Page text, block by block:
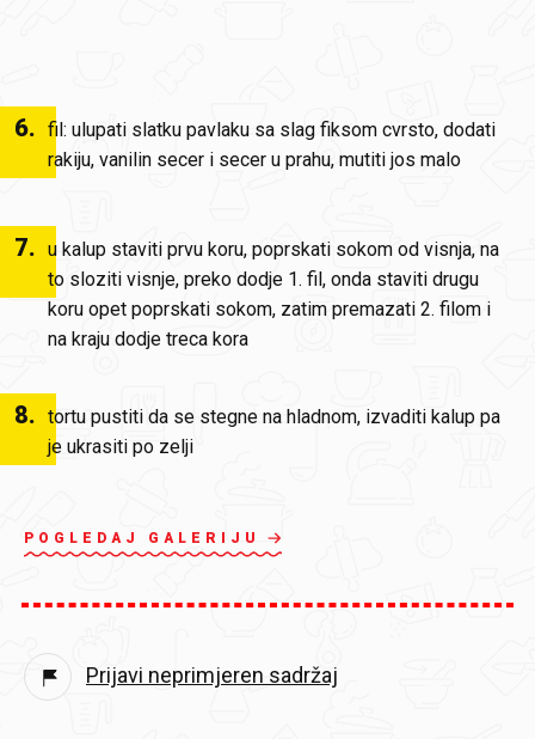
6. fil: ulupati slatku pavlaku sa slag fiksom cvrsto, dodati
rakiju, vanilin secer i secer u prahu, mutiti jos malo
7. u kalup staviti prvu koru, poprskati sokom od visnja, na
to sloziti visnje, preko dodje 1. fil, onda staviti drugu
koru opet poprskati sokom, zatim premazati 2. filom i
na kraju dodje treca kora
8. tortu pustiti da se stegne na hladnom, izvaditi kalup pa
je ukrasiti po zelji
POGLEDAJ GALERIJU
Prijavi neprimjeren sadržaj